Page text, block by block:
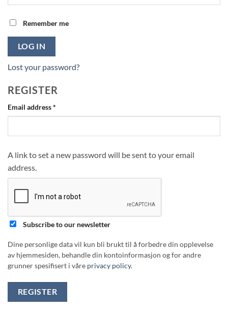
Remember me
LOG IN
Lost your password?
REGISTER
Email address*
A link to set a new password will be sent to your email
address.
Subscribe to our newsletter
Dine personlige data vil kun bli brukt til å forbedre din opplevelse
av hjemmesiden, behandle din kontoinformasjon og for andre
grunner spesifisert i våre privacy policy.
REGISTER